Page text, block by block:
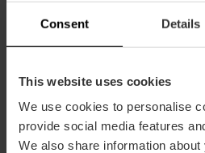
Consent Details
This website uses cookies
We use cookies to personalise
provide social media features
We also share information
Entradas a todo el
de las Artes y las